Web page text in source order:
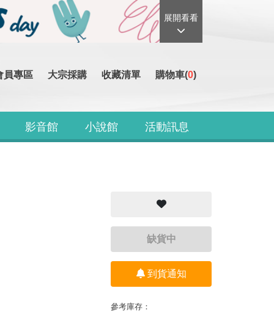
展開看看
員專區 大宗採購 收藏清單 購物車(0)
影音館 小說館 活動訊息
缺貨中
到貨通知
參考庫存：